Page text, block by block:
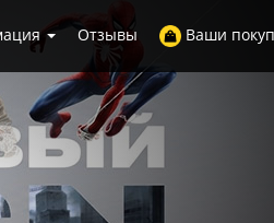
Отзывы Ваши